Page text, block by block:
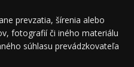
prevzatia, šírenia alebo
fotografií či iného materiálu
súhlasu prevádzkovateľa